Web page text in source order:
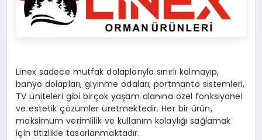
Linex sadece mutfak dolaplarıyla sınırlı kalmayıp,
banyo dolapları, giyinme odaları, portmanto sistemleri,
TV üniteleri gibi birçok yaşam alanına özel fonksiyonel
ve estetik çözümler üretmektedir. Her bir ürün,
maksimum verimlilik ve kullanım kolaylığı sağlamak
için titizlikle tasarlanmaktadır.